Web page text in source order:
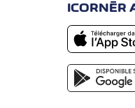
ICORNÈR